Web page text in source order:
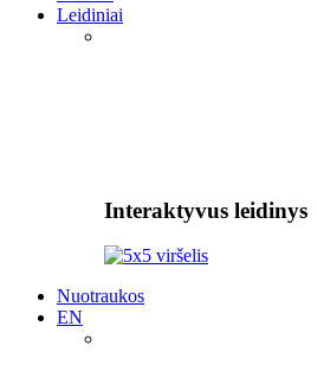
Leidiniai
Interaktyvus leidinys
Nuotraukos
EN